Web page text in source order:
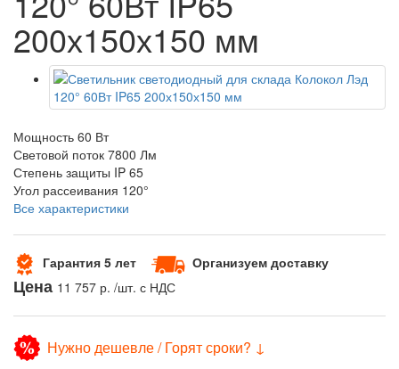
200х150х150 мм
Мощность 60 Вт
Световой поток 7800 Лм
Степень защиты IP 65
Угол рассеивания 120°
Все характеристики
Гарантия 5 лет Организуем доставку
Цена 11 757 р. /шт. с НДС
Нужно дешевле / Горят сроки? ↓